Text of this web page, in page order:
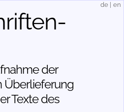
der
Über­lieferung
Texte des
de en